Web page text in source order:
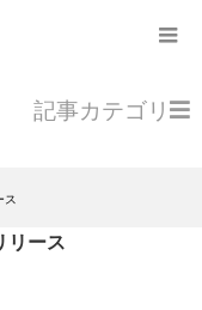
ス
記事カテゴリ
リース